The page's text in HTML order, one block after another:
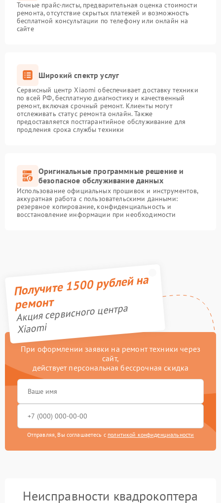
Точные прайс-листы, предварительная оценка стоимости
ремонта, отсутствие скрытых платежей и возможность
бесплатной консультации по телефону или онлайн на
сайте
Широкий спектр услуг
Сервисный центр Xiaomi обеспечивает доставку техники
по всей РФ, бесплатную диагностику и качественный
ремонт, включая срочный ремонт. Клиенты могут
отслеживать статус ремонта онлайн. Также
предоставляется постгарантийное обслуживание для
продления срока службы техники
Оригинальные программные решение и
безопасное обслуживание данных
Использование официальных прошивок и инструментов,
аккуратная работа с пользовательскими данными:
резервное копирование, конфиденциальность и
восстановление информации при необходимости
Получите 1500 рублей на
ремонт
Акция сервисного центра
Xiaomi
При оформлении заявки на ремонт техники через
сайт,
действует персональная бессрочная скидка
Отправляя, Вы соглашаетесь с политикой конфиденциальности
Неисправности квадрокоптера